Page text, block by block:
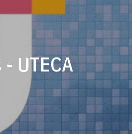
UTECA